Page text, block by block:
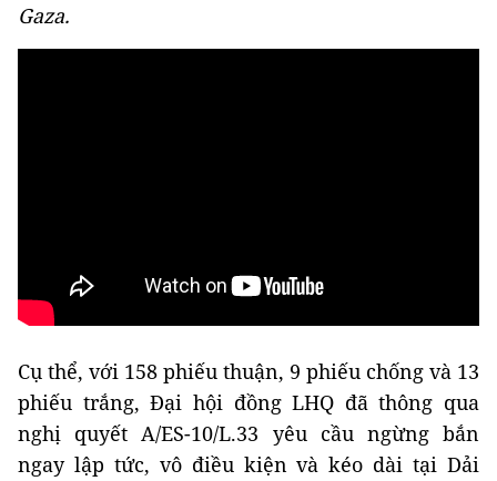
Gaza.
Cụ thể, với 158 phiếu thuận, 9 phiếu chống và 13
phiếu trắng, Đại hội đồng LHQ đã thông qua
nghị quyết A/ES-10/L.33 yêu cầu ngừng bắn
ngay lập tức, vô điều kiện và kéo dài tại Dải